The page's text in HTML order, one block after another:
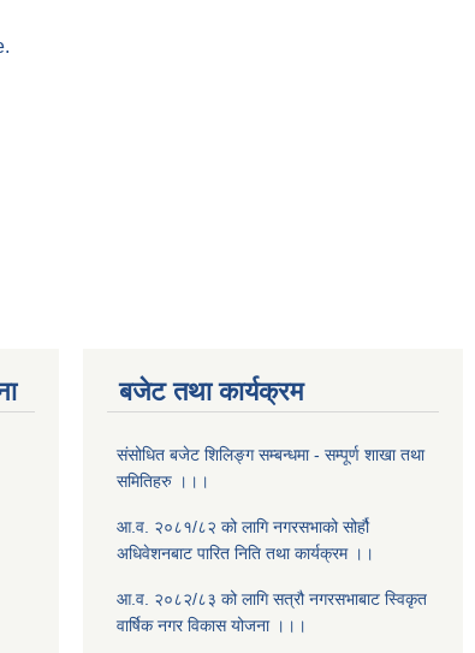
बजेट तथा कार्यक्रम
संसोधित बजेट शिलिङ्ग सम्बन्धमा - सम्पूर्ण शाखा तथा
समितिहरु ।।।
आ.व. २०८१/८२ को लागि नगरसभाको सोर्हौ
अधिवेशनबाट पारित निति तथा कार्यक्रम ।।
आ.व. २०८२/८३ को लागि सत्रौ नगरसभाबाट स्विकृत
वार्षिक नगर विकास योजना ।।।